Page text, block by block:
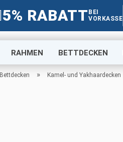
5% RABATTBEI
VORKASSE
RAHMEN BETTDECKEN
Bettdecken » Kamel- und Yakhaardecken